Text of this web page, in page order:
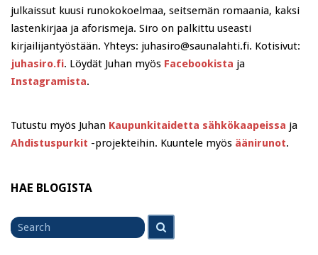
julkaissut kuusi runokokoelmaa, seitsemän romaania, kaksi
lastenkirjaa ja aforismeja. Siro on palkittu useasti
kirjailijantyöstään. Yhteys: juhasiro@saunalahti.fi. Kotisivut:
juhasiro.fi. Löydät Juhan myös Facebookista ja
Instagramista.
Tutustu myös Juhan Kaupunkitaidetta sähkökaapeissa ja
Ahdistuspurkit -projekteihin. Kuuntele myös äänirunot.
HAE BLOGISTA
Search
for